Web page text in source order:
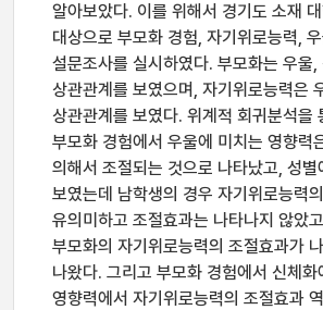
알아보았다. 이를 위해서 경기도 소재
대상으로 부모화 경험, 자기위로능력,
설문조사를 실시하였다. 부모화는 우울,
상관관계를 보였으며, 자기위로능력은
상관관계를 보였다. 위계적 회귀분석을
부모화 경험에서 우울에 미치는 영향력
의해서 조절되는 것으로 나타났고, 성별
보였는데 남학생의 경우 자기위로능력
유의미하고 조절효과는 나타나지 않았
부모화의 자기위로능력의 조절효과가
나왔다. 그리고 부모화 경험에서 신체화
영향력에서 자기위로능력의 조절효과